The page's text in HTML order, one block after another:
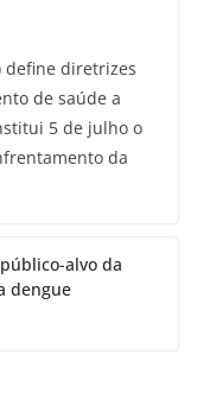
define diretrizes
de saúde a
5 de julho o
da
alvo da
dengue